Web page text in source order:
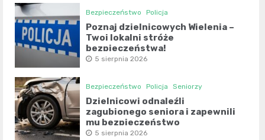
Bezpieczeństwo Policja
Poznaj dzielnicowych Wielenia –
Twoi lokalni stróże
bezpieczeństwa!
5 sierpnia 2026
Bezpieczeństwo Policja Seniorzy
Dzielnicowi odnaleźli
zagubionego seniora i zapewnili
mu bezpieczeństwo
5 sierpnia 2026